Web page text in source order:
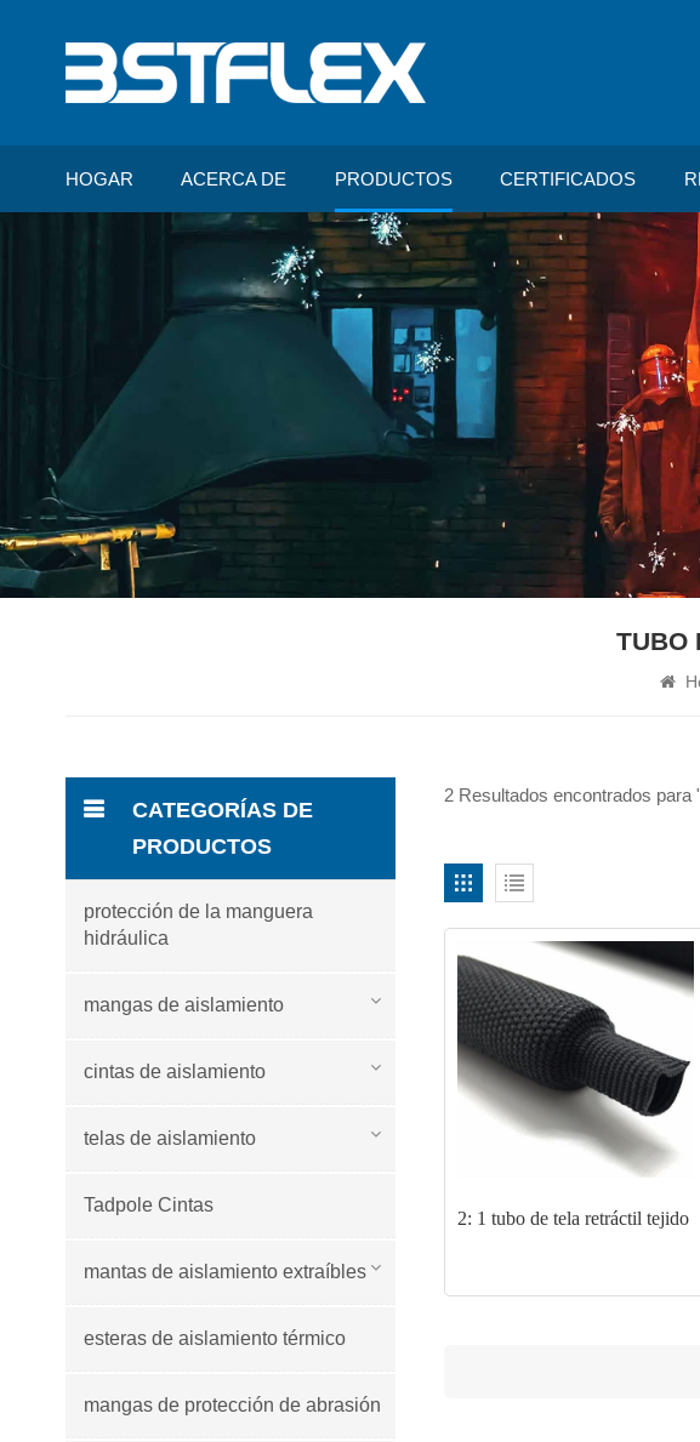
HOGAR ACERCA DE PRODUCTOS CERTIFICADOS
TUBO
2 Resultados encontrados para
2: 1 tubo de tela retráctil tejido
CATEGORÍAS DE
PRODUCTOS
protección de la manguera
hidráulica
mangas de aislamiento
cintas de aislamiento
telas de aislamiento
Tadpole Cintas
mantas de aislamiento extraíbles
esteras de aislamiento térmico
mangas de protección de abrasión